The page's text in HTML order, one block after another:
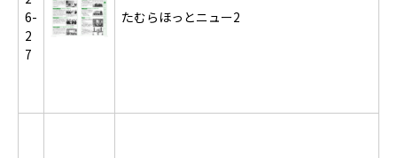
6-
2
7
たむらほっとニュー2